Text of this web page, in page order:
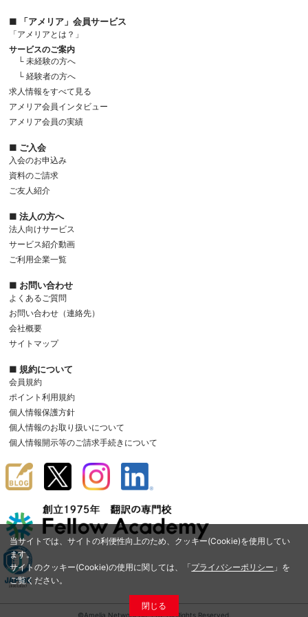
当サイトでは、サイトの利便性向上のため、クッキー(Cookie)を使用してい
ます。
サイトのクッキー(Cookie)の使用に関しては、「プライバシーポリシー 」を
ご覧ください。
閉じる
■ 「アメリア」会員サービス
「アメリアとは？」
サービスのご案内
└ 未経験の方へ
└ 経験者の方へ
求人情報をすべて見る
アメリア会員インタビュー
アメリア会員の実績
■ ご入会
入会のお申込み
資料のご請求
ご友人紹介
■ 法人の方へ
法人向けサービス
サービス紹介動画
ご利用企業一覧
■ お問い合わせ
よくあるご質問
お問い合わせ（連絡先）
会社概要
サイトマップ
■ 規約について
会員規約
ポイント利用規約
個人情報保護方針
個人情報のお取り扱いについて
個人情報開示等のご請求手続きについて
©Amelia Network Co.,Ltd. All Rights Reserved.